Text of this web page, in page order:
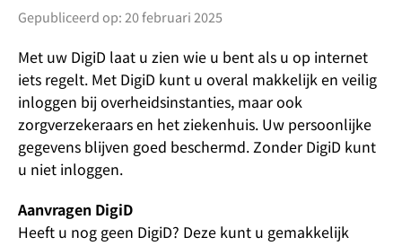
Gepubliceerd op: 20 februari 2025
Met uw DigiD laat u zien wie u bent als u op internet
iets regelt. Met DigiD kunt u overal makkelijk en veilig
inloggen bij overheidsinstanties, maar ook
zorgverzekeraars en het ziekenhuis. Uw persoonlijke
gegevens blijven goed beschermd. Zonder DigiD kunt
u niet inloggen.
Aanvragen DigiD
Heeft u nog geen DigiD? Deze kunt u gemakkelijk